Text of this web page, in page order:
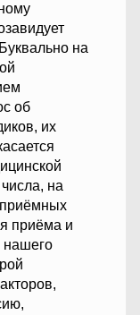
на
об
их
на
приёма и
нашего